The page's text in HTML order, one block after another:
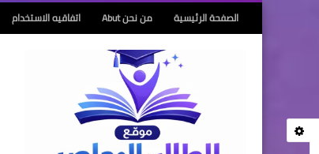
الصفحة الرئيسية من نحن Abut اتفاقيه الاستخدام